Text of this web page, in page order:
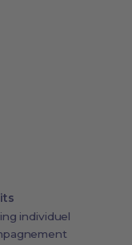
individuel